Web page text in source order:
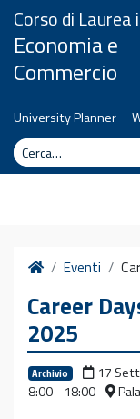
Vai al contenuto
Corso di Laurea
Economia e
Commercio
University Planner
Cerca
HomeEventi
Career
2025
Archivio
17
8:00 - 18:00